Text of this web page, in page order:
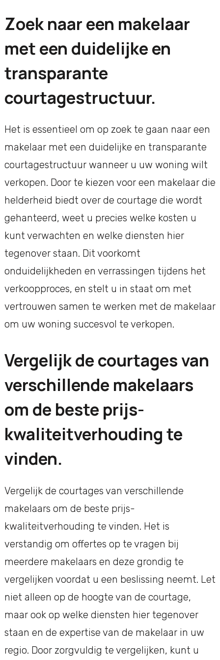
Zoek naar een makelaar
met een duidelijke en
transparante
courtagestructuur.
Het is essentieel om op zoek te gaan naar een
makelaar met een duidelijke en transparante
courtagestructuur wanneer u uw woning wilt
verkopen. Door te kiezen voor een makelaar die
helderheid biedt over de courtage die wordt
gehanteerd, weet u precies welke kosten u
kunt verwachten en welke diensten hier
tegenover staan. Dit voorkomt
onduidelijkheden en verrassingen tijdens het
verkoopproces, en stelt u in staat om met
vertrouwen samen te werken met de makelaar
om uw woning succesvol te verkopen.
Vergelijk de courtages van
verschillende makelaars
om de beste prijs-
kwaliteitverhouding te
vinden.
Vergelijk de courtages van verschillende
makelaars om de beste prijs-
kwaliteitverhouding te vinden. Het is
verstandig om offertes op te vragen bij
meerdere makelaars en deze grondig te
vergelijken voordat u een beslissing neemt. Let
niet alleen op de hoogte van de courtage,
maar ook op welke diensten hier tegenover
staan en de expertise van de makelaar in uw
regio. Door zorgvuldig te vergelijken, kunt u